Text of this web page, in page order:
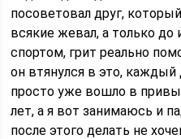
посоветовал друг,
всякие жевал, а только
спортом, грит реально
он втянулся в это, каждый
просто уже вошло в
лет, а я вот занимаюсь и
после этого делать не